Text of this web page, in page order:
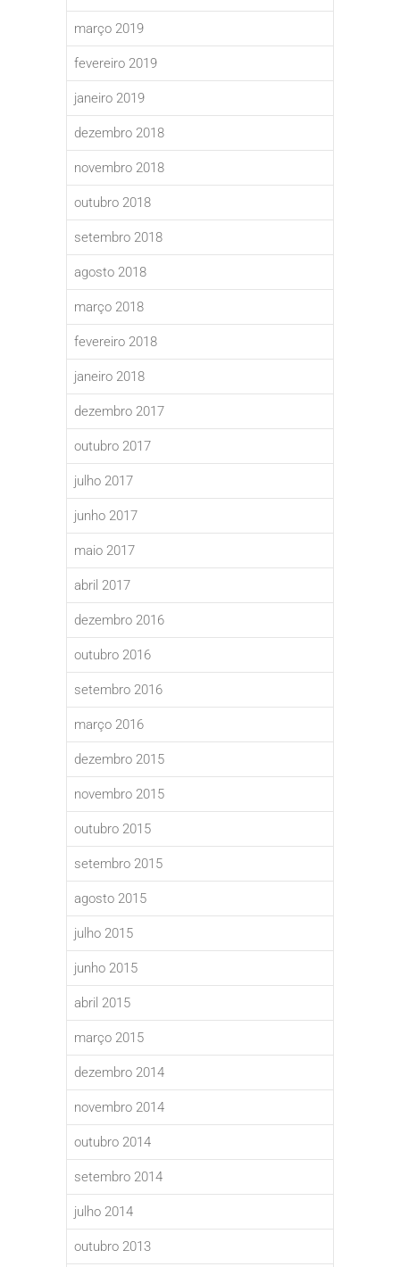
março 2019
fevereiro 2019
janeiro 2019
dezembro 2018
novembro 2018
outubro 2018
setembro 2018
agosto 2018
março 2018
fevereiro 2018
janeiro 2018
dezembro 2017
outubro 2017
julho 2017
junho 2017
maio 2017
abril 2017
dezembro 2016
outubro 2016
setembro 2016
março 2016
dezembro 2015
novembro 2015
outubro 2015
setembro 2015
agosto 2015
julho 2015
junho 2015
abril 2015
março 2015
dezembro 2014
novembro 2014
outubro 2014
setembro 2014
julho 2014
outubro 2013